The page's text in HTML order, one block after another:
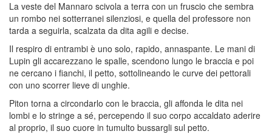
La veste del Mannaro scivola a terra con un fruscio che sembra
un rombo nei sotterranei silenziosi, e quella del professore non
tarda a seguirla, scalzata da dita agili e decise.
Il respiro di entrambi è uno solo, rapido, annaspante. Le mani di
Lupin gli accarezzano le spalle, scendono lungo le braccia e poi
ne cercano i fianchi, il petto, sottolineando le curve dei pettorali
con uno scorrer lieve di unghie.
Piton torna a circondarlo con le braccia, gli affonda le dita nei
lombi e lo stringe a sé, percependo il suo corpo accaldato aderire
al proprio, il suo cuore in tumulto bussargli sul petto.